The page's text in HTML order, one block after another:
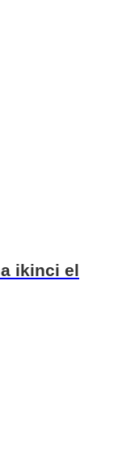
ikinci el